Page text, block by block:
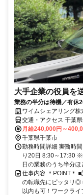
大手企業の役員を
業務の半分は待機／有休
ワイムシェアリング株
交通・アクセス 千葉
月給240,000円～
千葉県千葉市
勤務時間詳細 実働時
り20日 8:30～17:30 ※
日の業務のうち半分ほ
仕事内容 ＊POINT＊
の転職先にピッタリ◎
以内も可！ワークラ